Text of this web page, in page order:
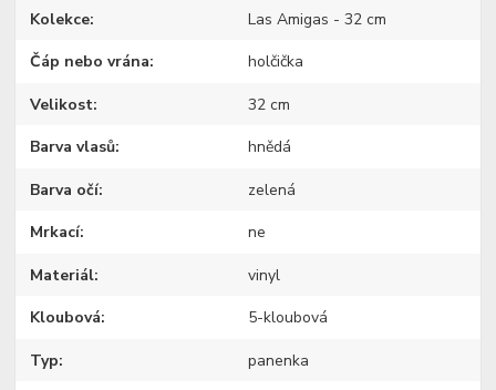
Kolekce Las Amigas - 32 cm
Čáp nebo vrána holčička
Velikost 32 cm
Barva vlasů hnědá
Barva očí zelená
Mrkací ne
Materiál vinyl
Kloubová 5-kloubová
Typ panenka